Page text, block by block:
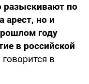
разыскивают по
арест, но и
году
в российской
говорится в